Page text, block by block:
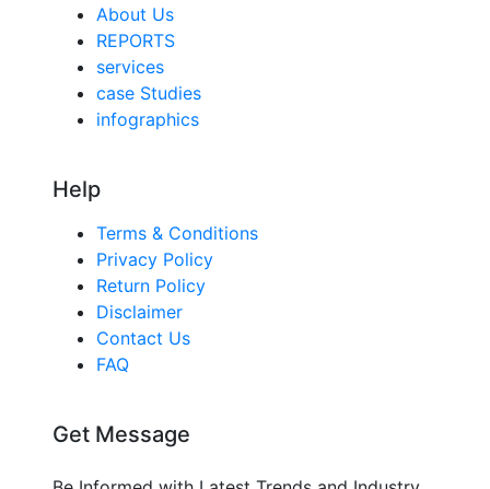
About Us
REPORTS
services
case Studies
infographics
Help
Terms & Conditions
Privacy Policy
Return Policy
Disclaimer
Contact Us
FAQ
Get Message